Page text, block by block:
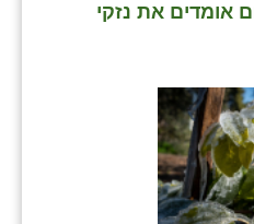
אומדים את נזקי